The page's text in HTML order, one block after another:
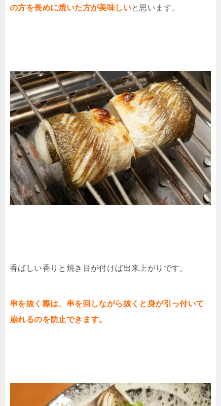
の方を長めに焼いた方が美味しいと思います。
香ばしい香りと焼き目が付けば出来上がりです。
串を抜く際は、串を回しながら抜くと身が引っ付いて
崩れるのを防止できます。